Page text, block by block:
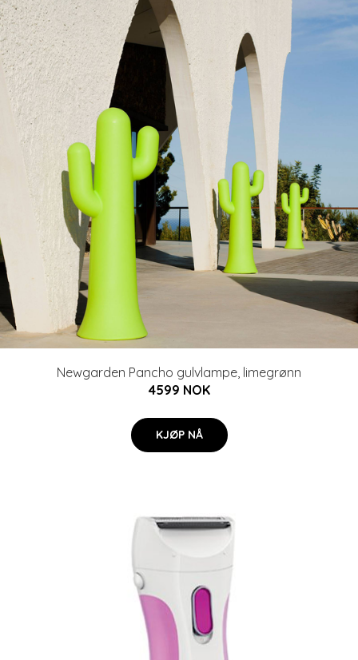
Newgarden Pancho gulvlampe, limegrønn
4599 NOK
KJØP NÅ